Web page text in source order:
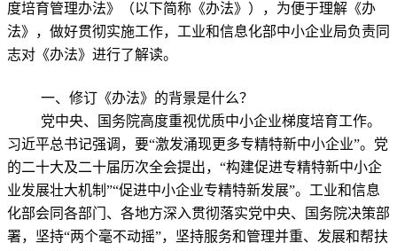
度培育管理办法》（以下简称《办法》），为便于理解《办
法》，做好贯彻实施工作，工业和信息化部中小企业局负责同
志对《办法》进行了解读。
一、修订《办法》的背景是什么？
党中央、国务院高度重视优质中小企业梯度培育工作。
习近平总书记强调，要“激发涌现更多专精特新中小企业”。党
的二十大及二十届历次全会提出，“构建促进专精特新中小企
业发展壮大机制”“促进中小企业专精特新发展”。工业和信息
化部会同各部门、各地方深入贯彻落实党中央、国务院决策部
署，坚持“两个毫不动摇”，坚持服务和管理并重、发展和帮扶